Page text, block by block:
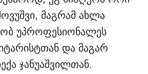
მაგრამ ახლა
უპროფესიონალეს
და მაგარ
ჯანუაშვილთან.